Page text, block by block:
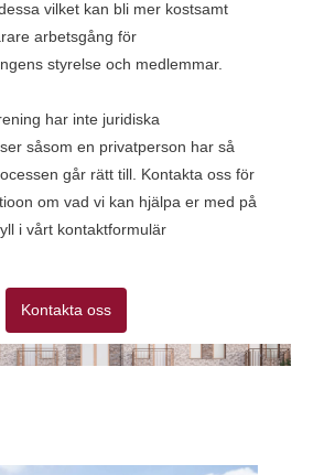
vilket kan bli mer kostsamt
arbetsgång för
styrelse och medlemmar.
har inte juridiska
såsom en privatperson har så
går rätt till. Kontakta oss för
om vad vi kan hjälpa er med på
i vårt kontaktformulär
Kontakta oss